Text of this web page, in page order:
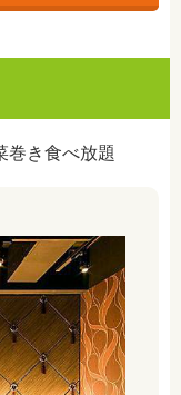
巻き食べ放題